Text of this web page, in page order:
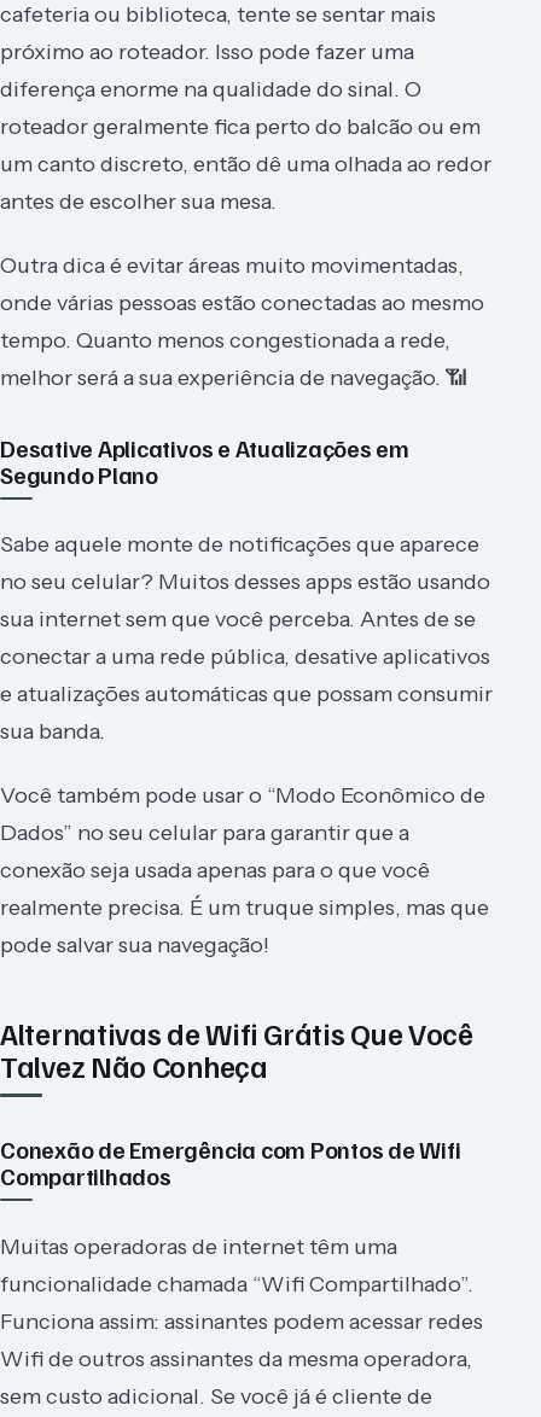
cafeteria ou biblioteca, tente se sentar mais
próximo ao roteador. Isso pode fazer uma
diferença enorme na qualidade do sinal. O
roteador geralmente fica perto do balcão ou em
um canto discreto, então dê uma olhada ao redor
antes de escolher sua mesa.
Outra dica é evitar áreas muito movimentadas,
onde várias pessoas estão conectadas ao mesmo
tempo. Quanto menos congestionada a rede,
melhor será a sua experiência de navegação. 📶
Desative Aplicativos e Atualizações em
Segundo Plano
Sabe aquele monte de notificações que aparece
no seu celular? Muitos desses apps estão usando
sua internet sem que você perceba. Antes de se
conectar a uma rede pública, desative aplicativos
e atualizações automáticas que possam consumir
sua banda.
Você também pode usar o “Modo Econômico de
Dados” no seu celular para garantir que a
conexão seja usada apenas para o que você
realmente precisa. É um truque simples, mas que
pode salvar sua navegação!
Alternativas de Wifi Grátis Que Você
Talvez Não Conheça
Conexão de Emergência com Pontos de Wifi
Compartilhados
Muitas operadoras de internet têm uma
funcionalidade chamada “Wifi Compartilhado”.
Funciona assim: assinantes podem acessar redes
Wifi de outros assinantes da mesma operadora,
sem custo adicional. Se você já é cliente de